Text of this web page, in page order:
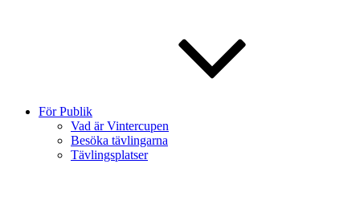
För Publik
Vad är Vintercupen
Besöka tävlingarna
Tävlingsplatser